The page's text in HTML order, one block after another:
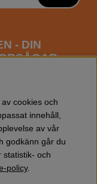
- DIN
användare av
sortiment av
tillbehör
och allmän
din Husqvarna
hos oss!
cookies och
innehåll,
av vår
godkänn går du
statistik- och
policy.